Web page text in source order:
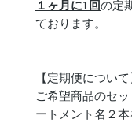
１ヶ月に1回の定
ております。
【定期便について
ご希望商品のセ
ートメント名２本